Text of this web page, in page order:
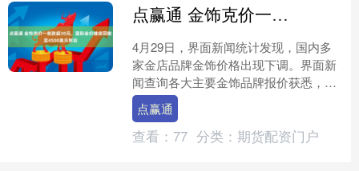
点赢通 金饰克价一夜跌超30元，国际金价继续回撤至4500美元附近
4月29日，界面新闻统计发现，国内多
家金店品牌金饰价格出现下调。界面新
闻查询各大主要金饰品牌报价获悉，周
生生足金饰品报价为1404元/克，较前一
日的1438元/....
点赢通
查看： 77 分类： 期货配资门户